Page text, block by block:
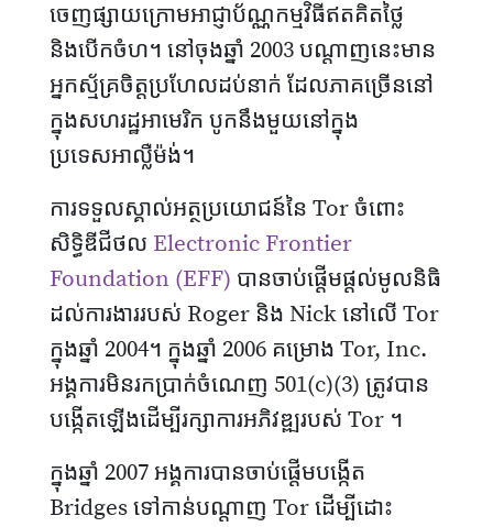
ចេញផ្សាយក្រោមអាជ្ញាប័ណ្ណកម្មវិធីឥតគិតថ្លៃ
និងបើកចំហ។ នៅចុងឆ្នាំ 2003 បណ្តាញនេះមាន
អ្នកស្ម័គ្រចិត្ដប្រហែលដប់នាក់ ដែលភាគច្រើននៅ
ក្នុងសហរដ្ឋអាមេរិក បូកនឹងមួយនៅក្នុង
ប្រទេសអាល្លឺម៉ង់។
ការទទួលស្គាល់អត្ថប្រយោជន៍នៃ Tor ចំពោះ
សិទ្ធិឌីជីថល Electronic Frontier
Foundation (EFF) បានចាប់ផ្តើមផ្តល់មូលនិធិ
ដល់ការងាររបស់ Roger និង Nick នៅលើ Tor
ក្នុងឆ្នាំ 2004។ ក្នុងឆ្នាំ 2006 គម្រោង Tor, Inc.
អង្គការមិនរកប្រាក់ចំណេញ 501(c)(3) ត្រូវបាន
បង្កើតឡើងដើម្បីរក្សាការអភិវឌ្ឍរបស់ Tor ។
ក្នុងឆ្នាំ 2007 អង្គការបានចាប់ផ្តើមបង្កើត
Bridges ទៅកាន់បណ្តាញ Tor ដើម្បីដោះ